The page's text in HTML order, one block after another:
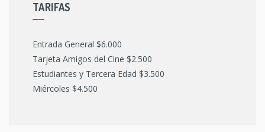
TARIFAS
Entrada General $6.000
Tarjeta Amigos del Cine $2.500
Estudiantes y Tercera Edad $3.500
Miércoles $4.500